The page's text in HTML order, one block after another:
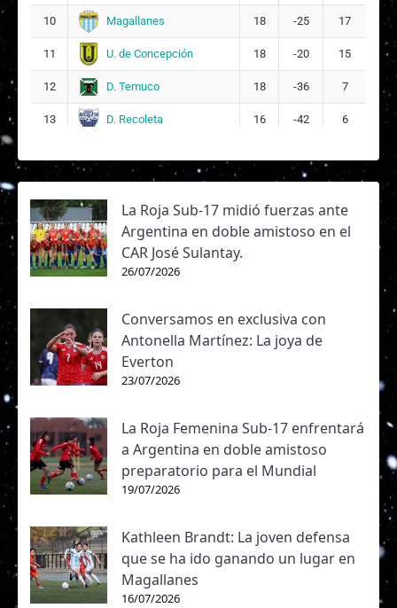
10 Magallanes 18 -25 17
11 U. de Concepción 18 -20 15
12 D. Temuco 18 -36 7
13 D. Recoleta 16 -42 6
La Roja Sub-17 midió fuerzas ante
Argentina en doble amistoso en el
CAR José Sulantay.
26/07/2026
Conversamos en exclusiva con
Antonella Martínez: La joya de
Everton
23/07/2026
La Roja Femenina Sub-17 enfrentará
a Argentina en doble amistoso
preparatorio para el Mundial
19/07/2026
Kathleen Brandt: La joven defensa
que se ha ido ganando un lugar en
Magallanes
16/07/2026